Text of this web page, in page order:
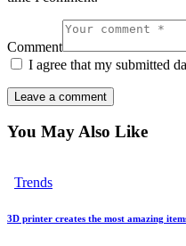
Comment
I agree that my submitted
You May Also Like
Trends
3D printer creates the most amazing